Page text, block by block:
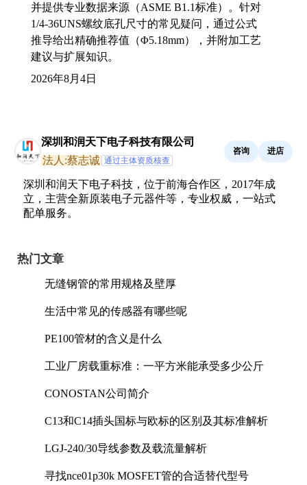
并提供专业数据来源（ASME B1.1标准）。针对
1/4-36UNS螺纹底孔尺寸的常见疑问，通过公式
推导给出精确推荐值（Φ5.18mm），并附加工艺
建议与扩展知识。
2026年8月4日
深圳和润天下电子科技有限公司
法人:蔡志诚 通过主体资质核查
咨询 进店
深圳和润天下电子科技，位于前海合作区，2017年成
立，主营全新原装电子元器件等，专业权威，一站式
配单服务。
热门文章
无缝钢管的常用规格及壁厚
生活中常见的传感器有哪些呢
PE100管材的含义是什么
工业厂房载重标准：一平方米能承受多少公斤
CONOSTAN公司简介
C13和C14插头国标与欧标的区别及其标准解析
LGJ-240/30导线参数及载流量解析
寻找nce01p30k MOSFET管的合适替代型号